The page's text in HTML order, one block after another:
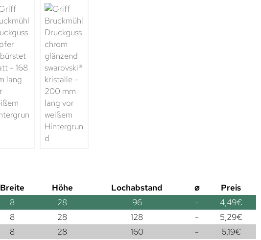
Breite Höhe Lochabstand ⌀
Preis
8 28 96 - 4,49€
8 28 128 - 5,29€
8 28 160 - 6,19€